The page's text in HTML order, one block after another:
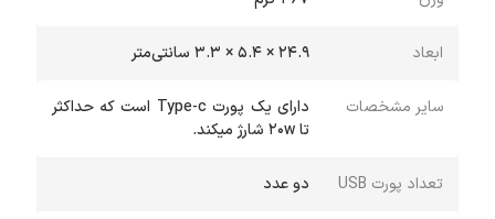
ابعاد ۲۴.۹ × ۵.۴ × ۳.۳ سانتی‌متر
سایر مشخصات
دارای یک پورت Type-c است که حداکثر
تا ۲۰w شارژ میکند.
تعداد پورت USB دو عدد